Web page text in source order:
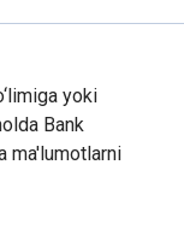
yoki
Bank
ma'lumotlarni